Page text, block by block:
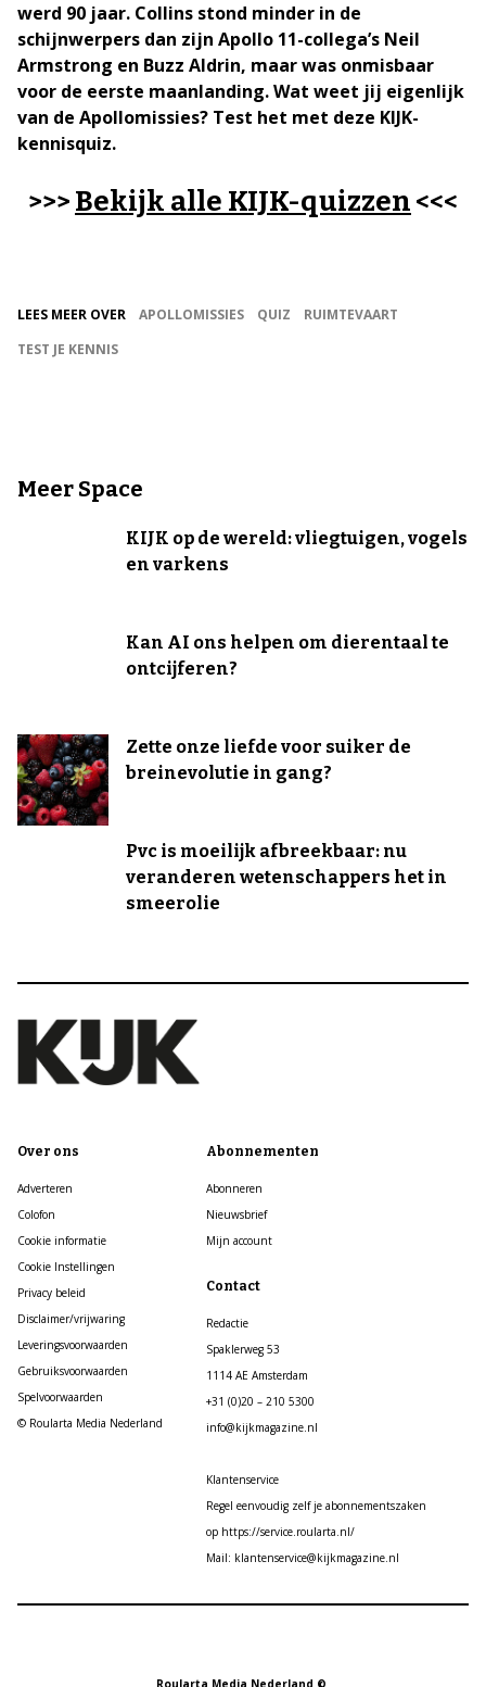
werd 90 jaar. Collins stond minder in de
schijnwerpers dan zijn Apollo 11-collega’s Neil
Armstrong en Buzz Aldrin, maar was onmisbaar
voor de eerste maanlanding. Wat weet jij eigenlijk
van de Apollomissies? Test het met deze KIJK-
kennisquiz.
>>> Bekijk alle KIJK-quizzen <<<
LEES MEER OVER APOLLOMISSIES QUIZ
RUIMTEVAART
TEST JE KENNIS
Meer Space
KIJK op de wereld: vliegtuigen, vogels
en varkens
Kan AI ons helpen om dierentaal te
ontcijferen?
Zette onze liefde voor suiker de
breinevolutie in gang?
Pvc is moeilijk afbreekbaar: nu
veranderen wetenschappers het in
smeerolie
Over ons
Adverteren
Colofon
Cookie informatie
Cookie Instellingen
Privacy beleid
Disclaimer/vrijwaring
Leveringsvoorwaarden
Gebruiksvoorwaarden
Spelvoorwaarden
© Roularta Media Nederland
Abonnementen
Abonneren
Nieuwsbrief
Mijn account
Contact
Redactie
Spaklerweg 53
1114 AE Amsterdam
+31 (0)20 – 210 5300
info@kijkmagazine.nl
Klantenservice
Regel eenvoudig zelf je abonnementszaken
op https://service.roularta.nl/
Mail: klantenservice@kijkmagazine.nl
Roularta Media Nederland ©